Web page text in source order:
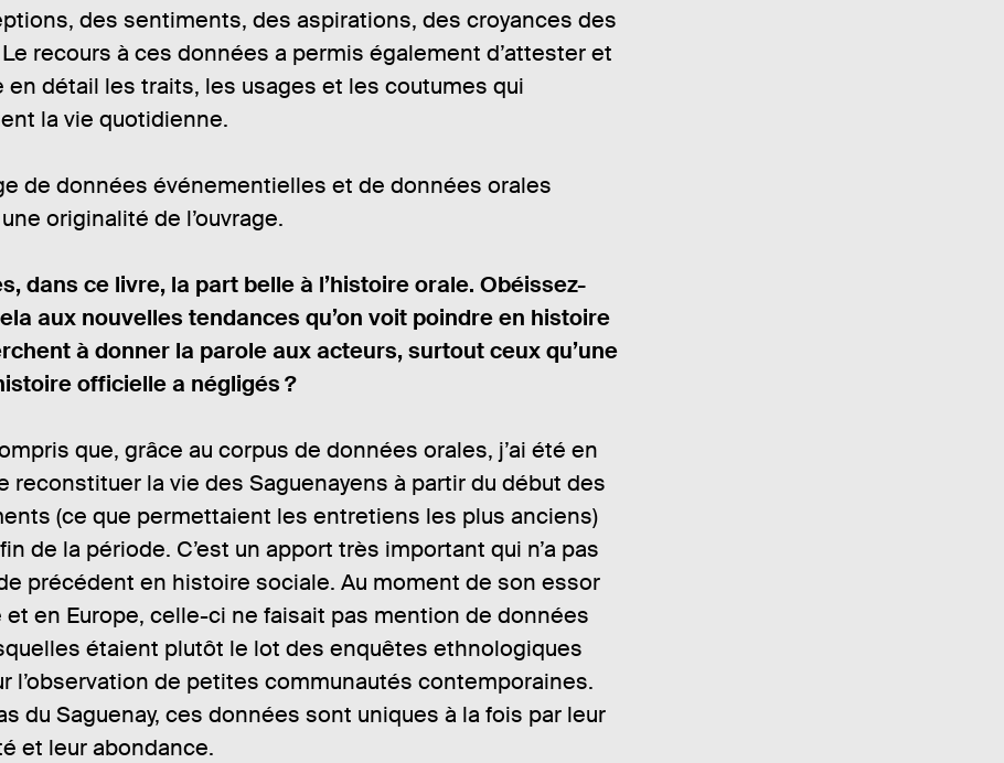
des sentiments, des aspirations, des croyances des
recours à ces données a permis également d’attester et
en détail les traits, les usages et les coutumes qui
la vie quotidienne.
de données événementielles et de données orales
originalité de l’ouvrage.
dans ce livre, la part belle à l’histoire orale. Obéissez-
aux nouvelles tendances qu’on voit poindre en histoire
à donner la parole aux acteurs, surtout ceux qu’une
officielle a négligés ?
que, grâce au corpus de données orales, j’ai été en
reconstituer la vie des Saguenayens à partir du début des
(ce que permettaient les entretiens les plus anciens)
fin de la période. C’est un apport très important qui n’a pas
précédent en histoire sociale. Au moment de son essor
et en Europe, celle-ci ne faisait pas mention de données
étaient plutôt le lot des enquêtes ethnologiques
l’observation de petites communautés contemporaines.
du Saguenay, ces données sont uniques à la fois par leur
et leur abondance.